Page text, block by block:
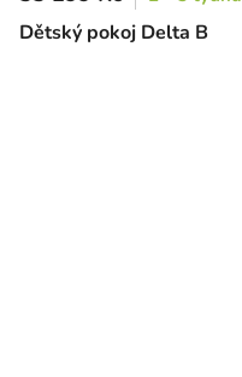
Dětský pokoj Delta B